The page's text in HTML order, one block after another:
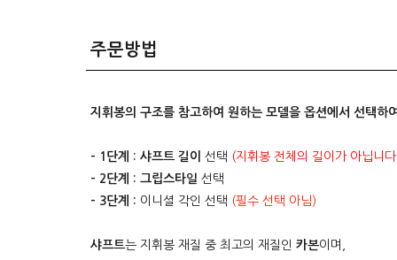
주문방법
지휘봉의 구조를 참고하여 원하는 모델을 옵션에서 선택하
- 1단계 : 샤프트 길이 선택 (지휘봉 전체의 길이가 아닙니
- 2단계 : 그립스타일 선택
- 3단계 : 이니셜 각인 선택 (필수 선택 아님)
샤프트는 지휘봉 재질 중 최고의 재질인 카본이며,